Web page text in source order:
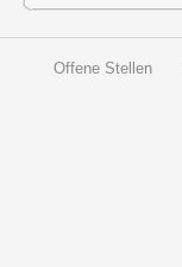
Offene Stellen